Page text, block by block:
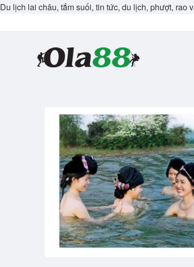
Du lịch lai châu, tắm suối, tin tức, du lịch, phượt, rao